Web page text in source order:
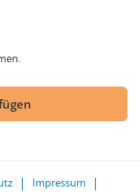
Impressum